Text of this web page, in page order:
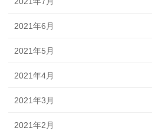
2021年6月
2021年5月
2021年4月
2021年3月
2021年2月